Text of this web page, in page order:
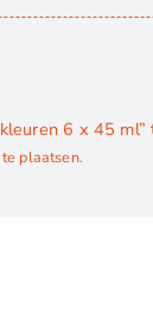
6 x 45
plaatsen.